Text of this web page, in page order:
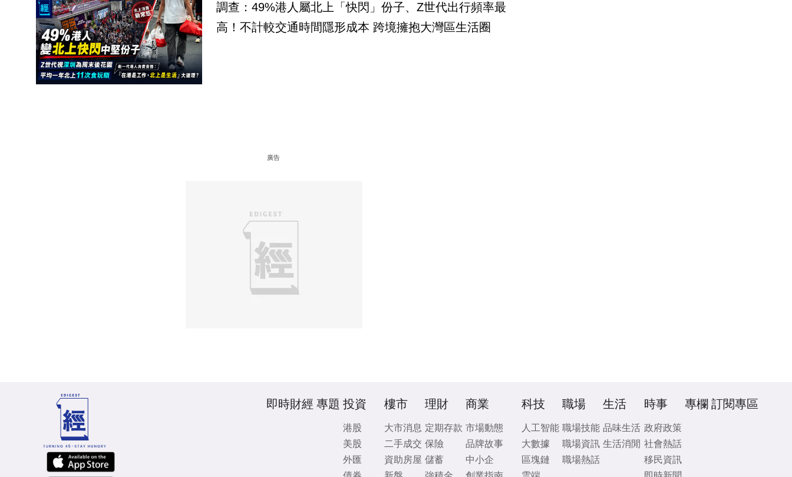
調查：49%港人屬北上「快閃」份子、Z世代出行頻率最
高！不計較交通時間隱形成本 跨境擁抱大灣區生活圈
廣告
即時財經 專題 投資
港股
美股
外匯
樓市
大市消息
二手成交
資助房屋
理財
定期存款
保險
儲蓄
商業
市場動態
品牌故事
中小企
科技
人工智能
大數據
區塊鏈
職場
職場技能
職場資訊
職場熱話
生活
品味生活
生活消閒
時事
政府政策
社會熱話
移民資訊
專欄 訂閱專區